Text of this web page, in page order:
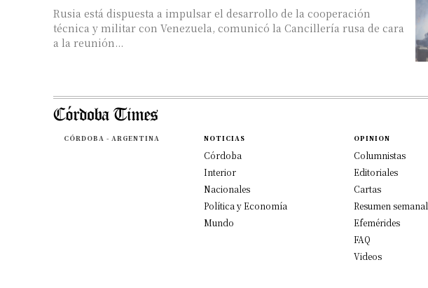
Rusia está dispuesta a impulsar el desarrollo de la cooperación
técnica y militar con Venezuela, comunicó la Cancillería rusa de cara
a la reunión...
CÓRDOBA - ARGENTINA NOTICIAS
Córdoba
Interior
Nacionales
Política y Economía
Mundo
OPINION
Columnistas
Editoriales
Cartas
Resumen semanal
Efemérides
FAQ
Videos